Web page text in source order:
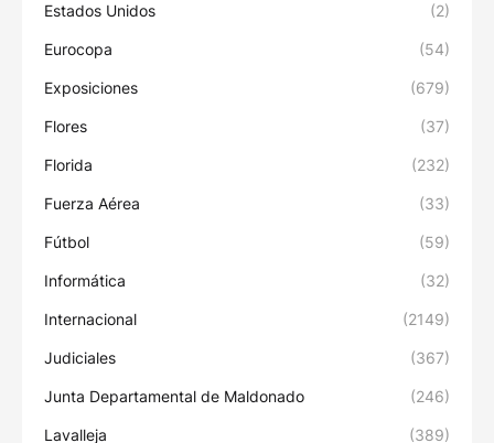
Estados Unidos (2)
Eurocopa (54)
Exposiciones (679)
Flores (37)
Florida (232)
Fuerza Aérea (33)
Fútbol (59)
Informática (32)
Internacional (2149)
Judiciales (367)
Junta Departamental de Maldonado (246)
Lavalleja (389)